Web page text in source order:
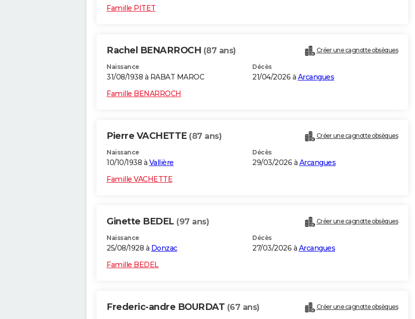
Famille PITET
Rachel BENARROCH (87 ans) Créer une cagnotte obsèques
Naissance
31/08/1938 à RABAT MAROC
Décès
21/04/2026 à Arcangues
Famille BENARROCH
Pierre VACHETTE (87 ans) Créer une cagnotte obsèques
Naissance
10/10/1938 à Vallière
Décès
29/03/2026 à Arcangues
Famille VACHETTE
Ginette BEDEL (97 ans) Créer une cagnotte obsèques
Naissance
25/08/1928 à Donzac
Décès
27/03/2026 à Arcangues
Famille BEDEL
Frederic-andre BOURDAT (67 ans) Créer une cagnotte obsèques